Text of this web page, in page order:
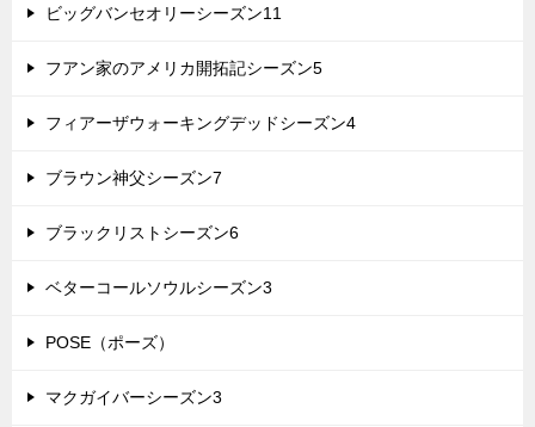
ビッグバンセオリーシーズン11
フアン家のアメリカ開拓記シーズン5
フィアーザウォーキングデッドシーズン4
ブラウン神父シーズン7
ブラックリストシーズン6
ベターコールソウルシーズン3
POSE（ポーズ）
マクガイバーシーズン3